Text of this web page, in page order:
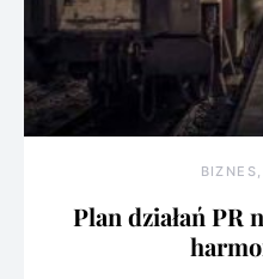
Plan działań PR